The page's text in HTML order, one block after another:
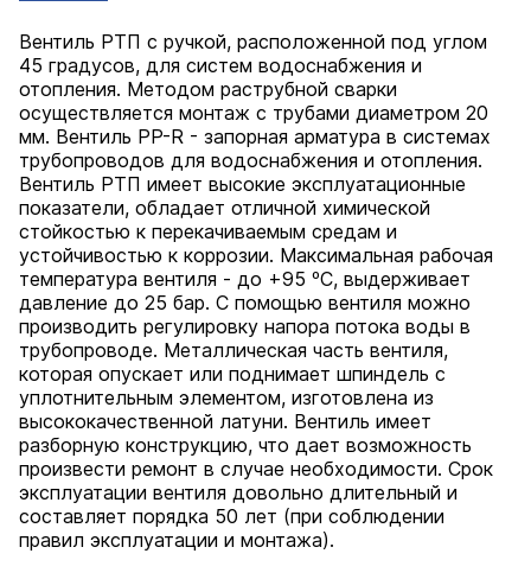
Вентиль РТП с ручкой, расположенной под углом
45 градусов, для систем водоснабжения и
отопления. Методом раструбной сварки
осуществляется монтаж с трубами диаметром 20
мм. Вентиль PP-R - запорная арматура в системах
трубопроводов для водоснабжения и отопления.
Вентиль РТП имеет высокие эксплуатационные
показатели, обладает отличной химической
стойкостью к перекачиваемым средам и
устойчивостью к коррозии. Максимальная рабочая
температура вентиля - до +95 ºС, выдерживает
давление до 25 бар. С помощью вентиля можно
производить регулировку напора потока воды в
трубопроводе. Металлическая часть вентиля,
которая опускает или поднимает шпиндель с
уплотнительным элементом, изготовлена из
высококачественной латуни. Вентиль имеет
разборную конструкцию, что дает возможность
произвести ремонт в случае необходимости. Срок
эксплуатации вентиля довольно длительный и
составляет порядка 50 лет (при соблюдении
правил эксплуатации и монтажа).